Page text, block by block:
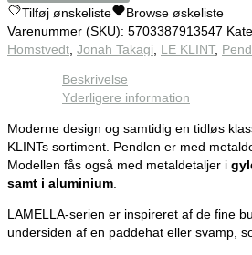
Tilføj ønskeliste Browse øskeliste
Varenummer (SKU): 5703387913547
Homstvedt Jonah Takagi LE KLINT,
Beskrivelse
Yderligere information
Moderne design og samtidig en tidløs
KLINTs sortiment. Pendlen er med
Modellen fås også med metaldetaljer i
samt i aluminium.
LAMELLA-serien er inspireret af de fine
undersiden af en paddehat eller svamp,